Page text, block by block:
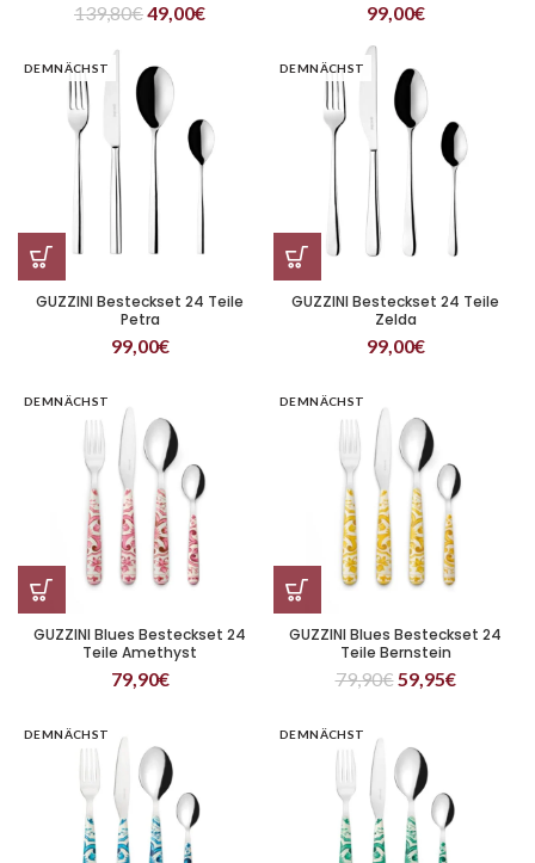
139,80€49,00€ 99,00€
DEMNÄCHST
GUZZINI Besteckset 24 Teile
Petra
99,00€
DEMNÄCHST
GUZZINI Besteckset 24 Teile
Zelda
99,00€
DEMNÄCHST
GUZZINI Blues Besteckset 24
Teile Amethyst
79,90€
DEMNÄCHST
GUZZINI Blues Besteckset 24
Teile Bernstein
79,90€59,95€
DEMNÄCHST DEMNÄCHST